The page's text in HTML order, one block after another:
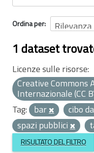
Ordina per
1 dataset
Licenze sulle risorse:
Creative Commons
Internazionale (CC
Tag: bar
cibo
spazi pubblici
RISULTATO DEL FILTRO